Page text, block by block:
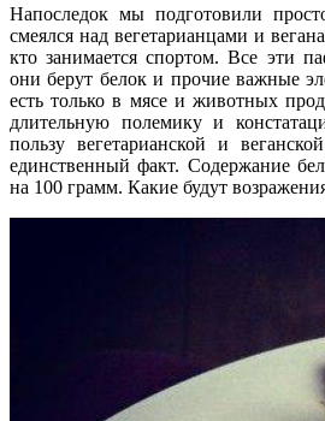
Напоследок мы подготовили
смеялся над вегетарианцами и
кто занимается спортом. Все эти
они берут белок и прочие важные
есть только в мясе и животных
длительную полемику и
пользу вегетарианской и
единственный факт. Содержание
на 100 грамм. Какие будут